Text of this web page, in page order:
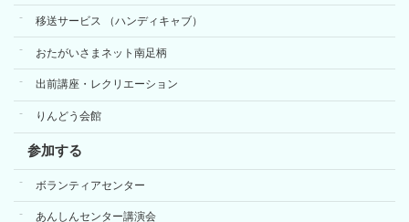
移送サービス （ハンディキャブ）
おたがいさまネット南足柄
出前講座・レクリエーション
りんどう会館
参加する
ボランティアセンター
あんしんセンター講演会